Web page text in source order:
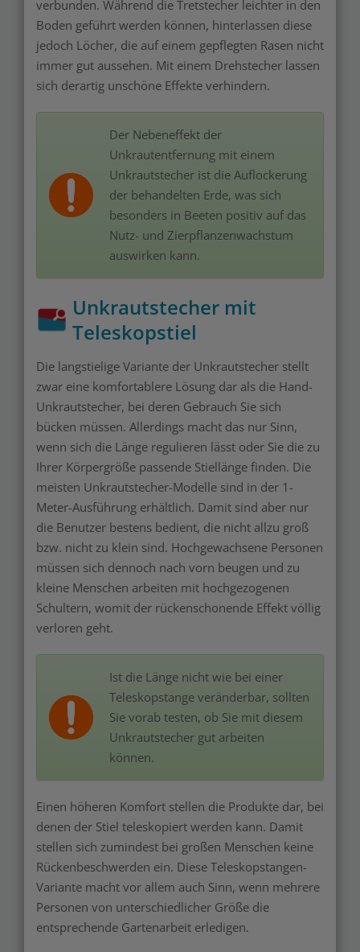
verbunden. Während die Tretstecher leichter in den
Boden geführt werden können, hinterlassen diese
jedoch Löcher, die auf einem gepflegten Rasen nicht
immer gut aussehen. Mit einem Drehstecher lassen
sich derartig unschöne Effekte verhindern.
Der Nebeneffekt der
Unkrautentfernung mit einem
Unkrautstecher ist die Auflockerung
der behandelten Erde, was sich
besonders in Beeten positiv auf das
Nutz- und Zierpflanzenwachstum
auswirken kann.
Unkrautstecher mit
Teleskopstiel
Die langstielige Variante der Unkrautstecher stellt
zwar eine komfortablere Lösung dar als die Hand-
Unkrautstecher, bei deren Gebrauch Sie sich
bücken müssen. Allerdings macht das nur Sinn,
wenn sich die Länge regulieren lässt oder Sie die zu
Ihrer Körpergröße passende Stiellänge finden. Die
meisten Unkrautstecher-Modelle sind in der 1-
Meter-Ausführung erhältlich. Damit sind aber nur
die Benutzer bestens bedient, die nicht allzu groß
bzw. nicht zu klein sind. Hochgewachsene Personen
müssen sich dennoch nach vorn beugen und zu
kleine Menschen arbeiten mit hochgezogenen
Schultern, womit der rückenschonende Effekt völlig
verloren geht.
Ist die Länge nicht wie bei einer
Teleskopstange veränderbar, sollten
Sie vorab testen, ob Sie mit diesem
Unkrautstecher gut arbeiten
können.
Einen höheren Komfort stellen die Produkte dar, bei
denen der Stiel teleskopiert werden kann. Damit
stellen sich zumindest bei großen Menschen keine
Rückenbeschwerden ein. Diese Teleskopstangen-
Variante macht vor allem auch Sinn, wenn mehrere
Personen von unterschiedlicher Größe die
entsprechende Gartenarbeit erledigen.